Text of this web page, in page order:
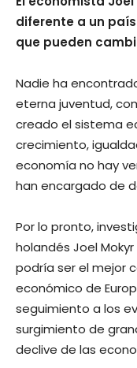
diferente a un
que pueden
Nadie ha
eterna juventud,
creado el sistema
crecimiento,
economía no hay
han encargado de
Por lo pronto,
holandés Joel
podría ser el mejor
económico de
seguimiento a los
surgimiento de
declive de las